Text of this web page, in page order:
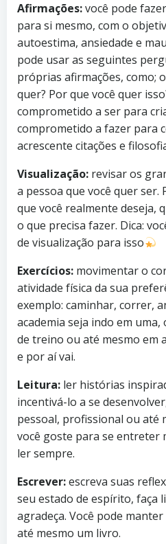
Afirmações:você pode
para si mesmo, com o
autoestima, ansiedade e
pode usar as seguintes
próprias afirmações, como;
quer? Por que você quer
comprometido a ser para
comprometido a fazer para
acrescente citações e
Visualização: revisar os
a pessoa que você quer ser.
que você realmente deseja,
o que precisa fazer. Dica:
de visualização para isso
Exercícios: movimentar o
atividade física da sua
exemplo: caminhar, correr,
academia seja indo em
de treino ou até mesmo em
e por aí vai.
Leitura: ler histórias
incentivá-lo a se
pessoal, profissional ou até
você goste para se entreter
ler sempre.
Escrever:escreva suas
seu estado de espírito, faça
agradeça. Você pode
até mesmo um livro.